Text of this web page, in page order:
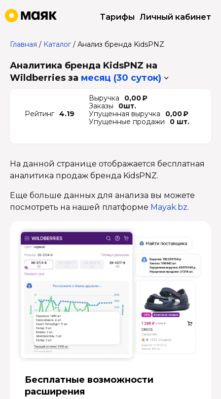
Тарифы Личный кабинет
Главная / Каталог/ Анализ бренда KidsPNZ
Аналитика бренда KidsPNZ на
Wildberries за месяц (30 суток)
Рейтинг 4.19
Выручка
0,00 ₽
Заказы
0шт.
Упущенная выручка
0,00 ₽
Упущенные продажи
0 шт.
На данной странице отображается бесплатная
аналитика продаж бренда KidsPNZ.
Еще больше данных для анализа вы можете
посмотреть на нашей платформе Mayak.bz.
Бесплатные возмож­ности
расширения